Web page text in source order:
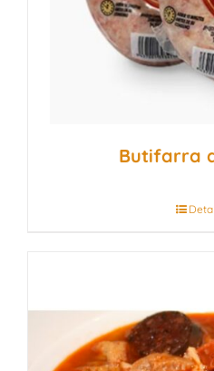
Butifarra